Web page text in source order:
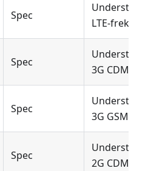
Spec
LTE-
Spec
3G CDMA-
Spec
3G GSM-
Spec
2G CDMA-